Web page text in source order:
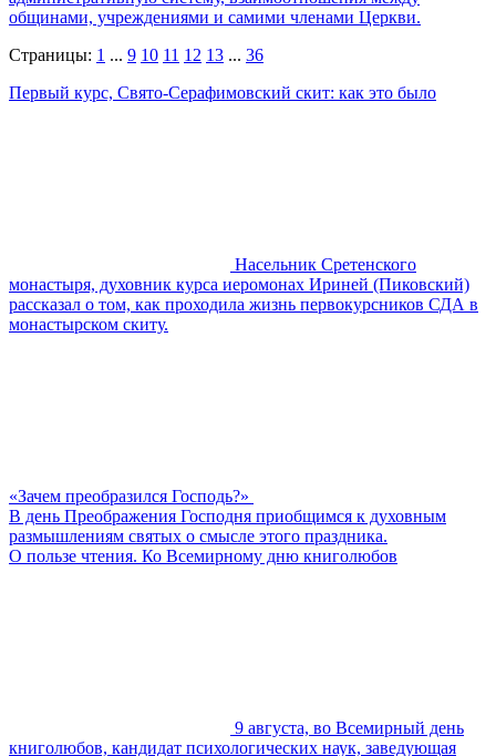
общинами, учреждениями и самими членами Церкви.
Страницы: 1 ... 9 10 11 12 13 ... 36
Первый курс, Свято-Серафимовский скит: как это было
Насельник Сретенского
монастыря, духовник курса иеромонах Ириней (Пиковский)
рассказал о том, как проходила жизнь первокурсников СДА в
монастырском скиту.
«Зачем преобразился Господь?»
В день Преображения Господня приобщимся к духовным
размышлениям святых о смысле этого праздника.
О пользе чтения. Ко Всемирному дню книголюбов
9 августа, во Всемирный день
книголюбов, кандидат психологических наук, заведующая